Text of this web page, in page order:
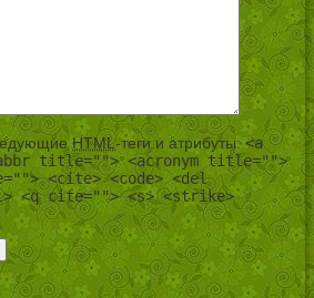
HTML-теги и атрибуты:<a
title=""> <acronym title="">
<cite> <code> <del
<q cite=""> <s> <strike>